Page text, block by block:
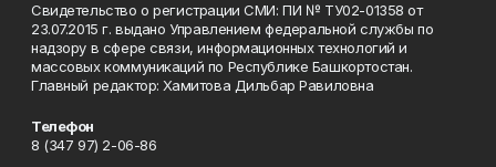
Свидетельство о регистрации СМИ: ПИ № ТУ02-01358 от
23.07.2015 г. выдано Управлением федеральной службы по
надзору в сфере связи, информационных технологий и
массовых коммуникаций по Республике Башкортостан.
Главный редактор: Хамитова Дильбар Равиловна
Телефон
8 (347 97) 2-06-86